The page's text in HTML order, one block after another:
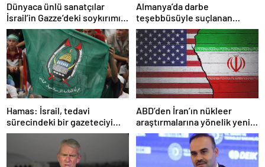
Dünyaca ünlü sanatçılar
İsrail’in Gazze’deki soykırımını
kınadı
Almanya’da darbe
teşebbüsüyle suçlanan
örgüte ait dernek yasaklandı
Hamas: İsrail, tedavi
sürecindeki bir gazeteciyi
öldürerek savaş suçu
ABD’den İran’ın nükleer
araştırmalarına yönelik yeni
yaptırımlar